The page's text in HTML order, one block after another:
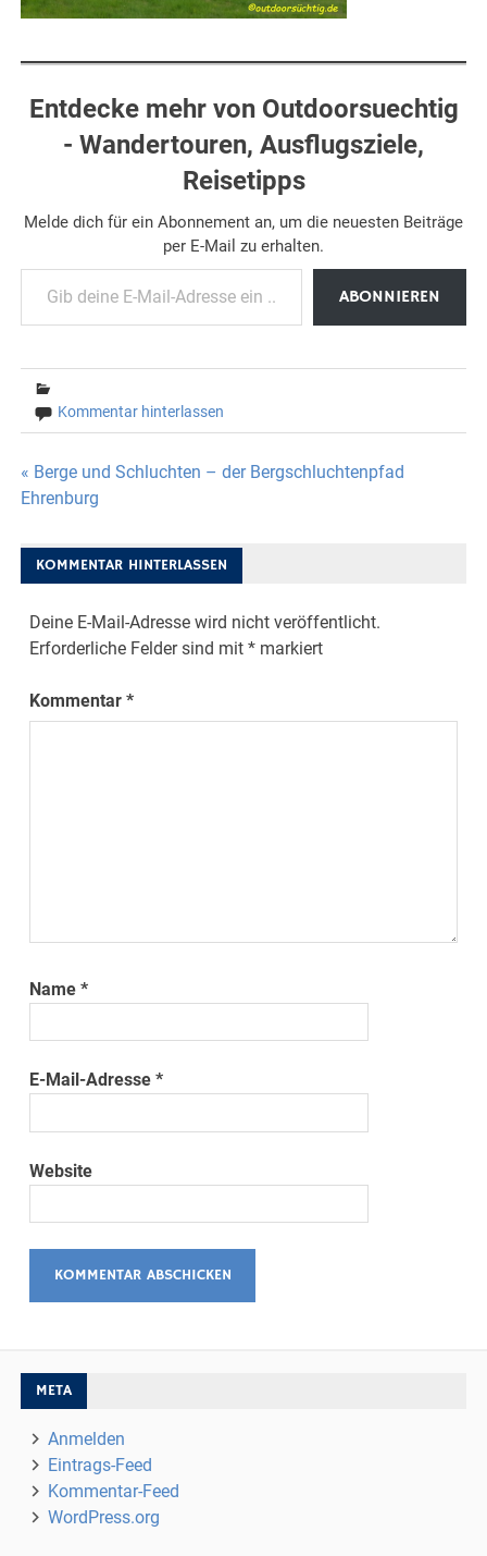
Entdecke mehr von Outdoorsuechtig
- Wandertouren, Ausflugsziele,
Reisetipps
Melde dich für ein Abonnement an, um die neuesten Beiträge
per E-Mail zu erhalten.
Gib deine E-Mail-Adresse ein ...
ABONNIEREN
Kommentar hinterlassen
Beitragsnavigation
« Berge und Schluchten – der Bergschluchtenpfad
Ehrenburg
KOMMENTAR HINTERLASSEN
Deine E-Mail-Adresse wird nicht veröffentlicht.
Erforderliche Felder sind mit* markiert
Kommentar*
Name*
E-Mail-Adresse*
Website
META
Anmelden
Eintrags-Feed
Kommentar-Feed
WordPress.org